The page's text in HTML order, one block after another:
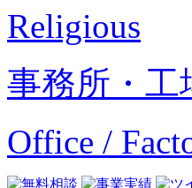
Religious
事務所・工
Office /